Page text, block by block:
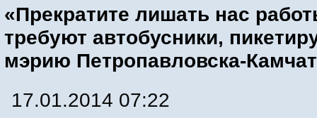
«Прекратите лишать нас
требуют автобусники,
мэрию Петропавловска-
17.01.2014 07:22